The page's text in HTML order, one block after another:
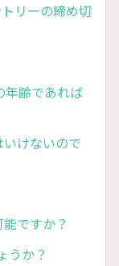
リーの締め切
年齢であれば
けないので
ですか？
うか？